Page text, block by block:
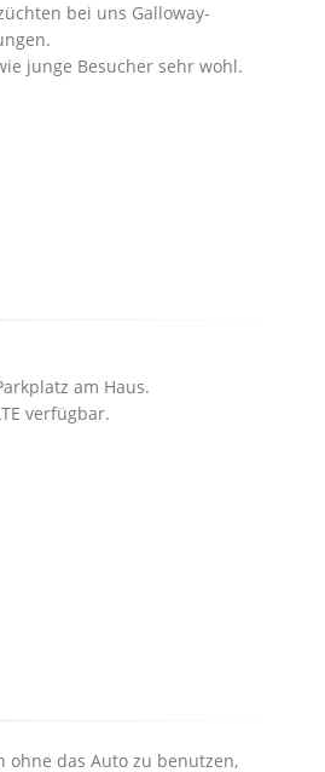
bei uns Galloway-
junge Besucher sehr wohl.
am Haus.
verfügbar.
ohne das Auto zu benutzen,